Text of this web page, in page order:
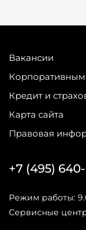
Вакансии
Кредит и
Карта сайта
Правовая
+7 (495) 640-
Режим работы:
Сервисные